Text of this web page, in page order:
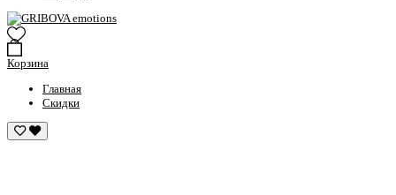
Корзина
Главная
Скидки